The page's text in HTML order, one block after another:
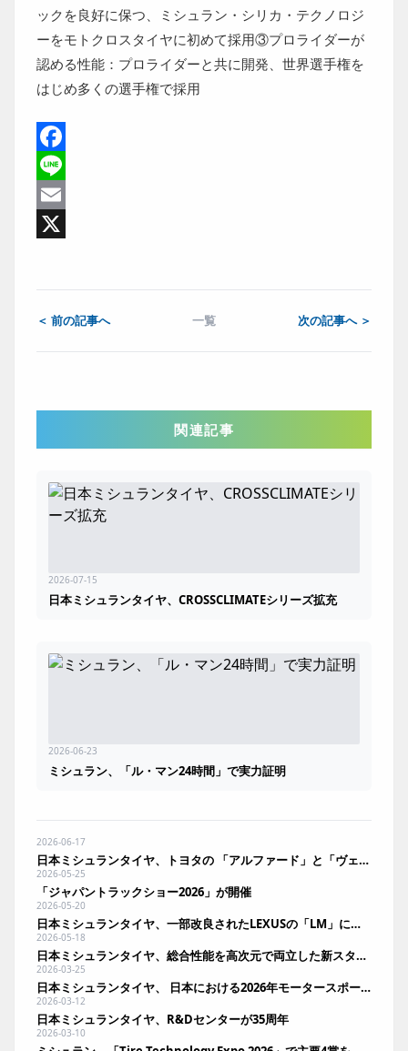
ックを良好に保つ、ミシュラン・シリカ・テクノロジ
ーをモトクロスタイヤに初めて採用③プロライダーが
認める性能 ：プロライダーと共に開発、世界選手権を
はじめ多くの選手権で採用
Facebook
Line
Email
＜ 前の記事へ 一覧 次の記事へ ＞
関連記事
2026-07-15
日本ミシュランタイヤ、CROSSCLIMATEシリーズ拡充
2026-06-23
ミシュラン、「ル・マン24時間」で実力証明
2026-06-17
日本ミシュランタイヤ、トヨタの 「アルファード」と「ヴェルファイア」に純正装着
2026-05-25
「ジャパントラックショー2026」が開催
2026-05-20
日本ミシュランタイヤ、一部改良されたLEXUSの「LM」に純正装着
2026-05-18
日本ミシュランタイヤ、総合性能を高次元で両立した新スタッドレス「X－ICE SNOW+」投入
2026-03-25
日本ミシュランタイヤ、 日本における2026年モータースポーツ活動を発表
2026-03-12
日本ミシュランタイヤ、R&Dセンターが35周年
2026-03-10